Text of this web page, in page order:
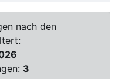
nach den
3